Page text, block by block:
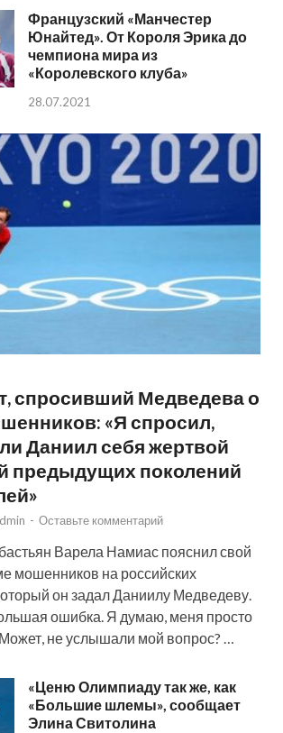
Французский «Манчестер
Юнайтед». От Короля Эрика до
чемпиона мира из
«Королевского клуба»
28.07.2021
спросивший Медведева о
«Я спросил,
Даниил себя жертвой
предыдущих поколений
- Оставьте комментарий
Варела Намиас пояснил свой
мошенников на российских
он задал Даниилу Медведеву.
ошибка. Я думаю, меня просто
не услышали мой вопрос? …
«Ценю Олимпиаду так же, как
«Большие шлемы», сообщает
Элина Свитолина